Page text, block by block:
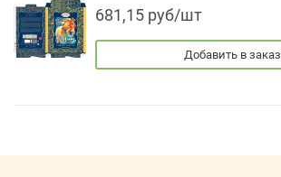
681,15 руб/шт
Добавить в заказ